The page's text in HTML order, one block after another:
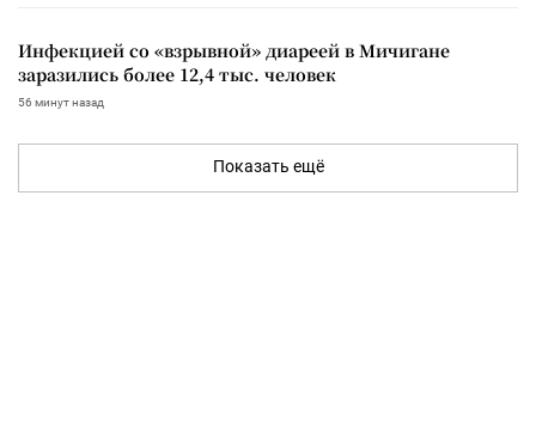
Инфекцией со «взрывной» диареей в Мичигане
заразились более 12,4 тыс. человек
56 минут назад
Показать ещё